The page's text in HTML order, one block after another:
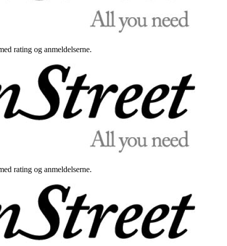
rating og anmeldelserne.
rating og anmeldelserne.